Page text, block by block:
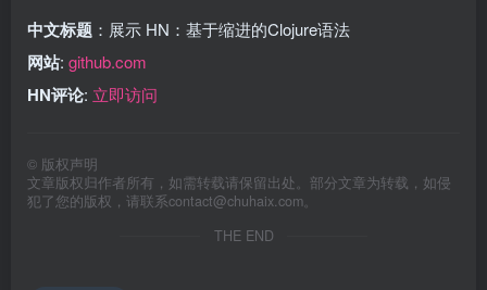
中文标题 ：展示 HN：基于缩进的Clojure语法
网站: github.com
HN评论: 立即访问
© 版权声明
文章版权归作者所有，如需转载请保留出处。部分文章为转载，如侵
犯了您的版权，请联系contact@chuhaix.com。
THE END